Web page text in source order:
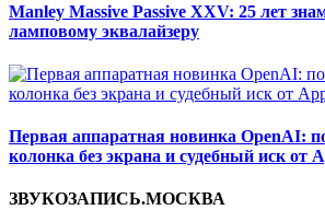
Manley Massive Passive XXV: 25 лет
ламповому эквалайзеру
Первая аппаратная новинка OpenAI:
колонка без экрана и судебный иск от
ЗВУКОЗАПИСЬ.МОСКВА